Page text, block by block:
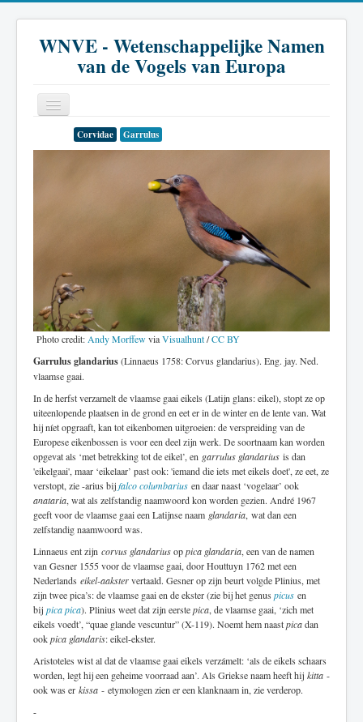
WNVE - Wetenschappelijke Namen
van de Vogels van Europa
Historie
Literatuur
Corvidae Garrulus
Photo credit: Andy Morffew viaVisualhunt/CC BY
Garrulus glandarius(Linnaeus 1758: Corvus glandarius). Eng. jay. Ned.
vlaamse gaai.
In de herfst verzamelt de vlaamse gaai eikels (Latijn glans: eikel), stopt ze op
uiteenlopende plaatsen in de grond en eet er in de winter en de lente van. Wat
hij níet opgraaft, kan tot eikenbomen uitgroeien: de verspreiding van de
Europese eikenbossen is voor een deel zijn werk. De soortnaam kan worden
opgevat als ‘met betrekking tot de eikel’, en garrulus glandarius is dan
'eikelgaai', maar ‘eikelaar’ past ook: 'iemand die iets met eikels doet', ze eet, ze
verstopt, zie -arius bijfalco columbarius en daar naast ‘vogelaar’ ook
anataria, wat als zelfstandig naamwoord kon worden gezien. André 1967
geeft voor de vlaamse gaai een Latijnse naam glandaria, wat dan een
zelfstandig naamwoord was.
Linnaeus ent zijn corvus glandariusoppica glandaria, een van de namen
van Gesner 1555 voor de vlaamse gaai, door Houttuyn 1762 met een
Nederlands eikel-aakstervertaald. Gesner op zijn beurt volgde Plinius, met
zijn twee pica’s: de vlaamse gaai en de ekster (zie bij het genus picus en
bij pica pica). Plinius weet dat zijn eerstepica, de vlaamse gaai, ‘zich met
eikels voedt’, “quae glande vescuntur” (X-119). Noemt hem naastpicadan
ookpica glandaris: eikel-ekster.
Aristoteles wist al dat de vlaamse gaai eikels verzámelt: ‘als de eikels schaars
worden, legt hij een geheime voorraad aan’. Als Griekse naam heeft hij kitta -
ook was er kissa - etymologen zien er een klanknaam in, zie verderop.
-